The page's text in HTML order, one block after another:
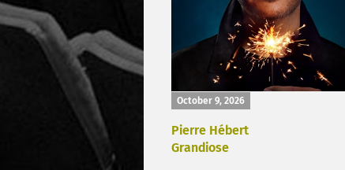
October 9, 2026
Pierre Hébert
Grandiose